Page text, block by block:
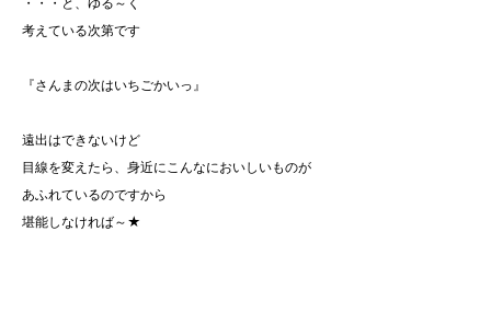
考えている次第です
『さんまの次はいちごかいっ』
遠出はできないけど
目線を変えたら、身近にこんなにおいしいものが
あふれているのですから
堪能しなければ～★